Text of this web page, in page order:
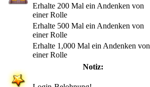
Erhalte 200 Mal ein Andenken von
einer Rolle
Erhalte 500 Mal ein Andenken von
einer Rolle
Erhalte 1,000 Mal ein Andenken von
einer Rolle
Notiz: